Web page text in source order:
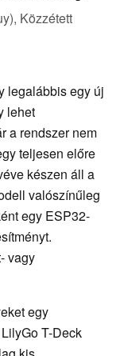
Közzétett
legalábbis egy új
lehet
a rendszer nem
teljesen előre
készen áll a
valószínűleg
egy ESP32-
vagy
egy
T-Deck